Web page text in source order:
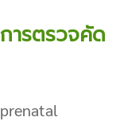
ารตรวจคัด